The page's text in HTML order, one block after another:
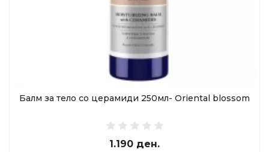
Балм за тело со церамиди 250мл- Oriental blossom
1.190 ден.